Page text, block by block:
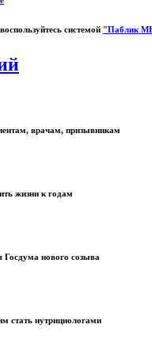
системой "Паблик
врачам, призывникам
жизни к годам
Госдума нового созыва
стать нутрициологами